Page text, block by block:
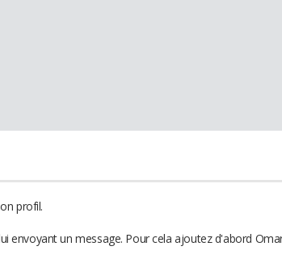
profil.
envoyant un message. Pour cela ajoutez d'abord